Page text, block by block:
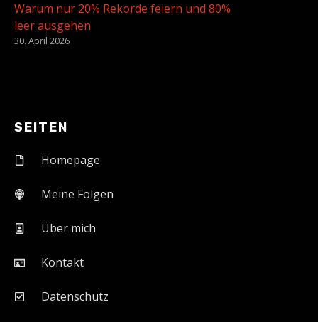
Warum nur 20% Rekorde feiern und 80%
leer ausgehen
30. April 2026
SEITEN
Homepage
Meine Folgen
Über mich
Kontakt
Datenschutz